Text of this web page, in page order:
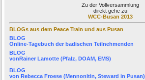
Zu der Vollversammlung
direkt gehe zu
WCC-Busan 2013
BLOGs aus dem Peace Train und aus Pusan
BLOG
Online-Tagebuch der badischen Teilnehmenden
BLOG
von Rainer Lamotte (Pfalz, DOAM, EMS)
BLOG
von Rebecca Froese (Mennonitin, Steward in Pusan)